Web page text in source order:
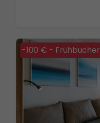
-100 € - Frühbucher